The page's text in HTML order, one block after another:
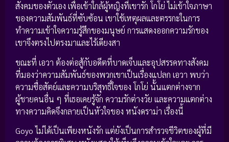
สังคมของตัวเอง เพื่อเข้าใกล้ผู้หญิงที่เขารัก โกโย่ ไม่เข้าใจภาษา
ของความสัมพันธ์ที่ซับซ้อน เขาใช้เหตุผลและตรรกะในการ
ทำความเข้าใจความรู้สึกของมนุษย์ การแสดงออกความรักของ
เขาจึงตรงไปตรงมาและไร้เดียงสา
ขณะที่ เอวา ต้องต่อสู้กับอดีตที่บาดเจ็บและอุปสรรคทางสังคม
ที่มองว่าความสัมพันธ์ของพวกเขาเป็นเรื่องแปลก เอวา พบว่า
ความซื่อสัตย์และความบริสุทธิ์ใจของ โกโย่ นั้นแตกต่างจาก
ผู้ชายคนอื่น ๆ ที่เธอเคยรู้จัก ความรักต่างวัย และความแตกต่าง
ทางความคิดจึงกลายเป็นหัวใจของ หนังดราม่า เรื่องนี้
Goyo ไม่ได้เป็นเพียงหนังรัก แต่ยังเป็นการสำรวจชีวิตของผู้ที่มี